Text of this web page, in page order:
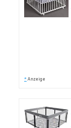
* Anzeige